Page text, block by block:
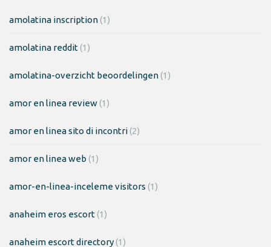
amolatina inscription(1)
amolatina reddit(1)
amolatina-overzicht beoordelingen(1)
amor en linea review(1)
amor en linea sito di incontri(2)
amor en linea web (1)
amor-en-linea-inceleme visitors (1)
anaheim eros escort(1)
anaheim escort directory(1)